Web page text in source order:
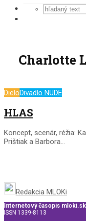
Charlotte
DieloDivadlo NUDE
HLAS
Koncept, scenár, réžia:
Prištiak a Barbora...
Redakcia MLOKi
Internetový časopis mloki.sk
ISSN 1339-8113